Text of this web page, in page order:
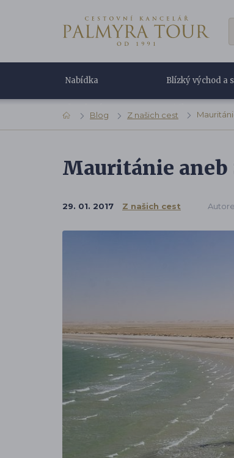
Nabídka Blízký východ a
Blog Z našich cest
Mauritánie aneb
29. 01. 2017 Z našich cest